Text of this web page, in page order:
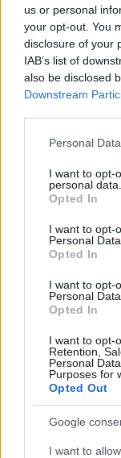
us or personal
your opt-out. You
disclosure of your
IAB’s list of
also be disclosed
Downstream
Please note that
not limited to your
grant or deny
use your data for
consent section.
Personal
I want to opt-
personal data.
Opted In
I want to opt-
Personal Data.
Opted In
I want to opt-
Personal
Opted In
I want to opt-
Retention,
Personal
Purposes for
Opted Out
Google
I want to
A
nem
iratot.
neki
csak
kivizsgálják
telik. Vajon
Felháborító!